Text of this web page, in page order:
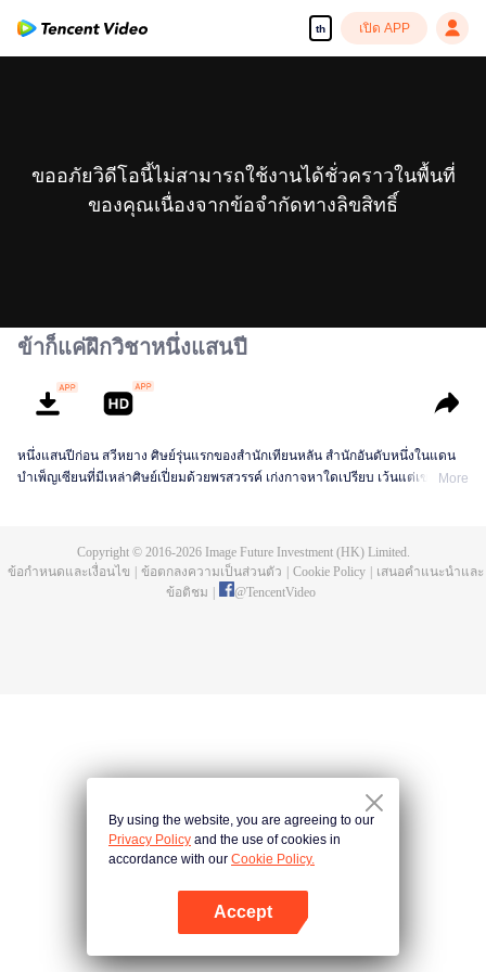
th เปิด APP
ขออภัยวิดีโอนี้ไม่สามารถใช้งานได้ชั่วคราวในพื้นที่
ของคุณเนื่องจากข้อจำกัดทางลิขสิทธิ์
ข้าก็แค่ฝึกวิชาหนึ่งแสนปี
หนึ่งแสนปีก่อน สวีหยาง ศิษย์รุ่นแรกของสำนักเทียนหลัน สำนักอันดับหนึ่งในแดน
บำเพ็ญเซียนที่มีเหล่าศิษย์เปี่ยมด้วยพรสวรรค์ เก่งกาจหาใดเปรียบ เว้นแต่เขาที่ยัง
ความจริงเรื่องการบำเพ็ญของเขาหยุดอยู่กับที่ก็ค่อยถูก ๆ เปิดเผย! หนึ่งความคิดจะ
สำเร็จเป็นเซียน หรือมาร? ความเป็นตายของโลกนี้ขึ้นอยู่กับสวีหยาง
More
Copyright © 2016-2026Image Future Investment (HK) Limited.
ข้อกำหนดและเงื่อนไข
ข้อตกลงความเป็นส่วนตัว Cookie Policy
เสนอคำแนะนำและ
ข้อติชม
@TencentVideo
By using the website, you are agreeing to our
Privacy Policy and the use of cookies in
accordance with our Cookie Policy.
Accept